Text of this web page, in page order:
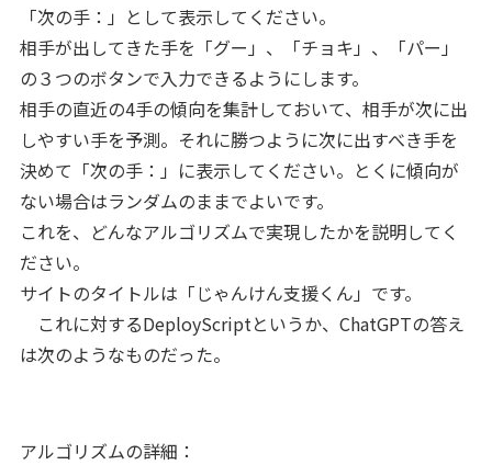
「次の手：」として表示してください。
相手が出してきた手を「グー」、「チョキ」、「パー」
の３つのボタンで入力できるようにします。
相手の直近の4手の傾向を集計しておいて、相手が次に出
しやすい手を予測。それに勝つように次に出すべき手を
決めて「次の手：」に表示してください。とくに傾向が
ない場合はランダムのままでよいです。
これを、どんなアルゴリズムで実現したかを説明してく
ださい。
サイトのタイトルは「じゃんけん支援くん」です。
これに対するDeployScriptというか、ChatGPTの答え
は次のようなものだった。
アルゴリズムの詳細：